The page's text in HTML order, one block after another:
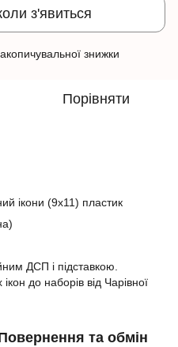
з'явиться
знижки
Порівняти
ікони (9х11) пластик
ДСП і підставкою.
до наборів від Чарівної
та обмін